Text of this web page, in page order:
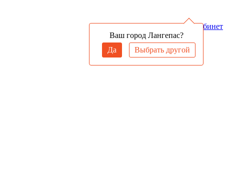
Ваш город Лангепас?
Да
Выбрать другой
Войти в личный кабинет